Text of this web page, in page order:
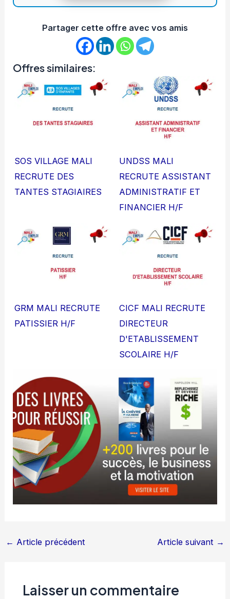
Partager cette offre avec vos amis
Offres similaires:
SOS VILLAGE MALI
RECRUTE DES
TANTES STAGIAIRES
UNDSS MALI
RECRUTE ASSISTANT
ADMINISTRATIF ET
FINANCIER H/F
GRM MALI RECRUTE
PATISSIER H/F
CICF MALI RECRUTE
DIRECTEUR
D'ETABLISSEMENT
SCOLAIRE H/F
← Article précédent Article suivant →
Laisser un commentaire